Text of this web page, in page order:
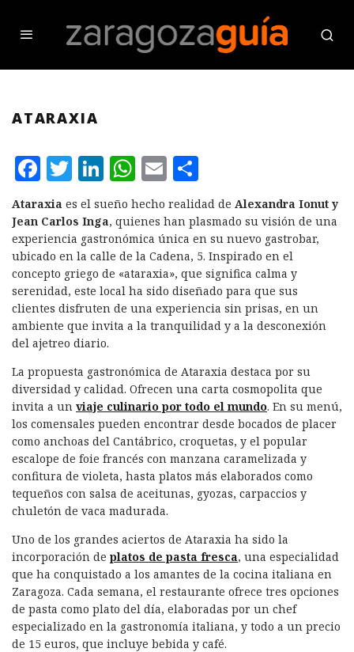
ATARAXIA
F
a
c
e
b
o
o
k
T
w
it
te
r
L
i
n
k
e
d
I
n
W
h
at
s
A
p
p
E
m
ai
l
o
m
p
a
rt
ir
Ataraxia es el sueño hecho realidad de Alexandra Ionut y
Jean Carlos Inga, quienes han plasmado su visión de una
experiencia gastronómica única en su nuevo gastrobar,
ubicado en la calle de la Cadena, 5. Inspirado en el
concepto griego de «ataraxia», que significa calma y
serenidad, este local ha sido diseñado para que sus
clientes disfruten de una experiencia sin prisas, en un
ambiente que invita a la tranquilidad y a la desconexión
del ajetreo diario.
La propuesta gastronómica de Ataraxia destaca por su
diversidad y calidad. Ofrecen una carta cosmopolita que
invita a un viaje culinario por todo el mundo. En su menú,
los comensales pueden encontrar desde bocados de placer
como anchoas del Cantábrico, croquetas, y el popular
escalope de foie francés con manzana caramelizada y
confitura de violeta, hasta platos más elaborados como
tequeños con salsa de aceitunas, gyozas, carpaccios y
chuletón de vaca madurada.
Uno de los grandes aciertos de Ataraxia ha sido la
incorporación de platos de pasta fresca, una especialidad
que ha conquistado a los amantes de la cocina italiana en
Zaragoza. Cada semana, el restaurante ofrece tres opciones
de pasta como plato del día, elaboradas por un chef
especializado en la gastronomía italiana, y todo a un precio
de 15 euros, que incluye bebida y café.